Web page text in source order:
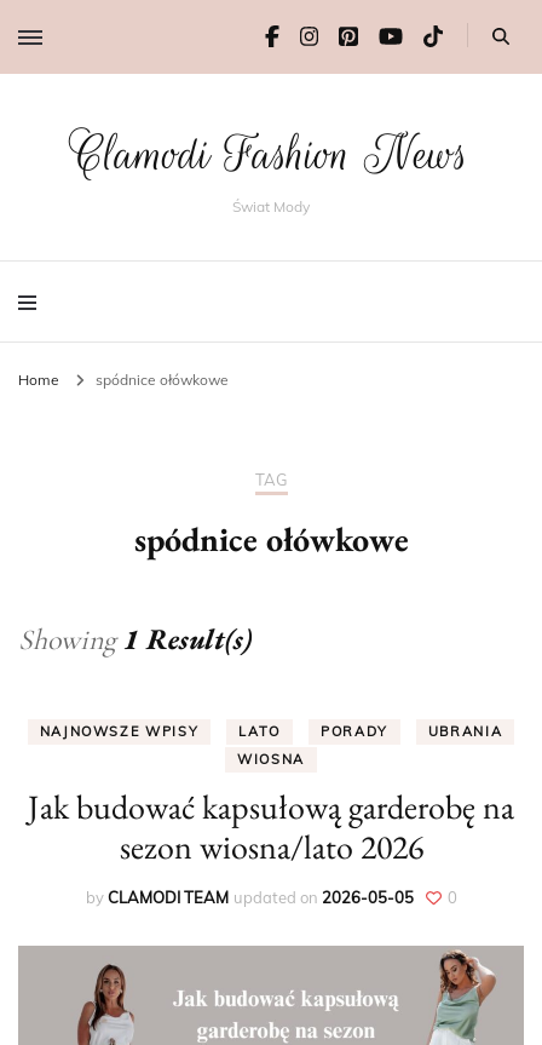
Clamodi Fashion News
Świat Mody
Home spódnice ołówkowe
TAG
spódnice ołówkowe
Showing1 Result(s)
NAJNOWSZE WPISY LATO PORADY
UBRANIA
WIOSNA
Jak budować kapsułową garderobę na
sezon wiosna/lato 2026
byCLAMODI TEAM updated on 2026-05-05 0